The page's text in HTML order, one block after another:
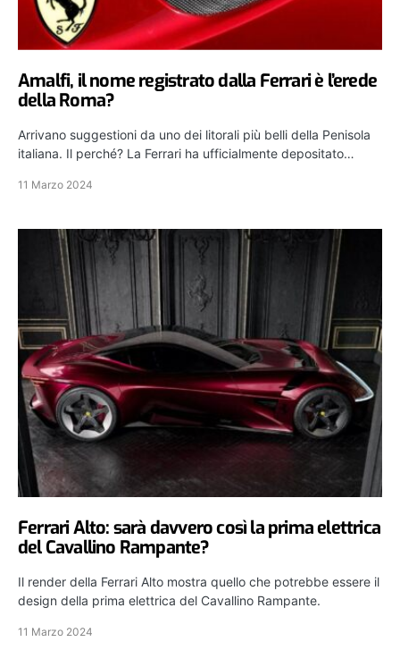
Amalfi, il nome registrato dalla Ferrari è l’erede
della Roma?
Arrivano suggestioni da uno dei litorali più belli della Penisola
italiana. Il perché? La Ferrari ha ufficialmente depositato…
11 Marzo 2024
Ferrari Alto: sarà davvero così la prima elettrica
del Cavallino Rampante?
Il render della Ferrari Alto mostra quello che potrebbe essere il
design della prima elettrica del Cavallino Rampante.
11 Marzo 2024